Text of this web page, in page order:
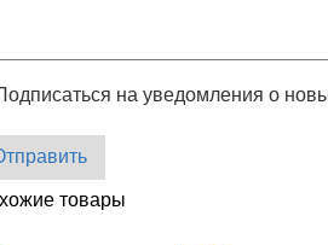
на уведомления о
товары